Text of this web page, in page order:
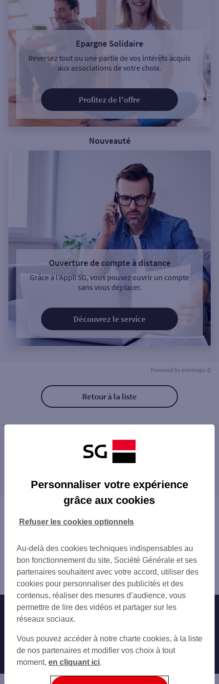
Epargne Solidaire
Reversez tout ou une partie de vos intérêts acquis
aux associations de votre choix.
Profitez de l'offre
Nouveauté
Ouverture de compte à distance
Grâce à l’Appli SG, vous pouvez ouvrir un compte
sans vous déplacer.
Découvrez le service
Powered by evermaps ©
Retour à la liste
Les distributeurs/automates à proximité
PONT A MOUSSON 3 PL DUROC
DIEULOUARD 84 AV DU GAL DE GAUL
LIVERDUN 1 RUE DU TIR
FROUARD 2 RUE DU BOIS
JOUY AUX ARCHES 14 ALL DES TILLEULS
ARS SUR MOSELLE 2 RUE DE L ARGONNE
CHAMPIGNEULLES 1 RUE DE NANCY
METZ 28 RUE DE POUILLY
proximité
Vous êtes ici : Accueil
Trouver une agence bancaire
Meurthe-et-Moselle
Pont à Mousson
Distributeur/automate PONT A MOUSSON 11 B PL
THIERS
Nos engagements Nous contacter
Autres sites SG
Professionnels
Entreprises
Personnaliser votre expérience
grâce aux cookies
Au-delà des cookies techniques indispensables au
bon fonctionnement du site, Société Générale et ses
partenaires souhaitent avec votre accord, utiliser des
cookies pour personnaliser des publicités et des
contenus, réaliser des mesures d’audience, vous
permettre de lire des vidéos et partager sur les
réseaux sociaux.
Vous pouvez accéder à notre charte cookies, à la liste
de nos partenaires et modifier vos choix à tout
moment, en cliquant ici.
Refuser les cookies optionnels